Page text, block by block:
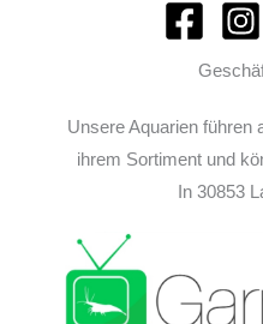
Unsere Aquarien führen
ihrem Sortiment und
In 30853